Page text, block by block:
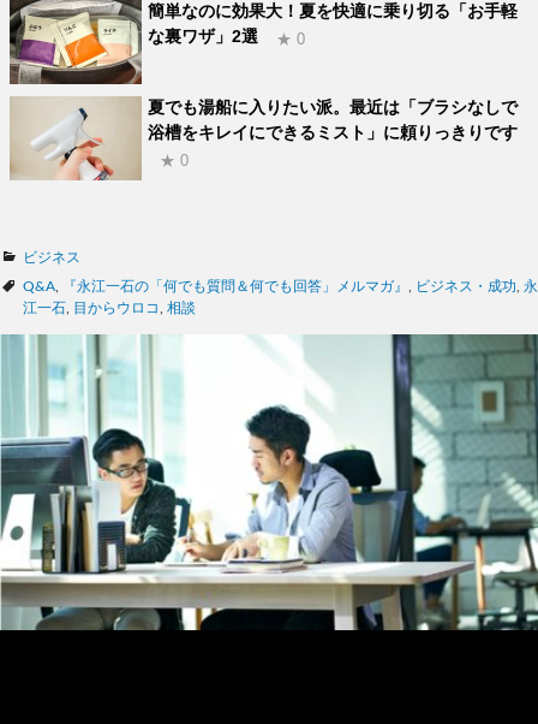
簡単なのに効果大！夏を快適に乗り切る「お手軽
な裏ワザ」2選
★ 0
夏でも湯船に入りたい派。最近は「ブラシなしで
浴槽をキレイにできるミスト」に頼りっきりです
★ 0
カ
テ
ゴ
ビジネス
タ
グ
Q&A 『永江一石の「何でも質問＆何でも回答」メルマガ』 ビジネス・成功 永
江一石
目からウロコ 相談